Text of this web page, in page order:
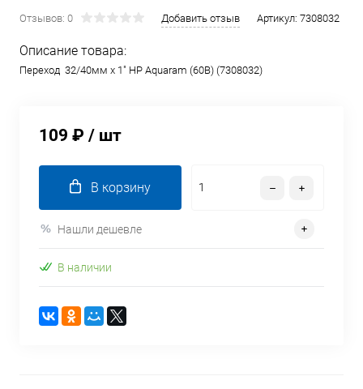
Отзывов: 0 Добавить отзыв Артикул: 7308032
Описание товара:
Переход 32/40мм x 1" НР Aquaram (60В) (7308032)
109 ₽ / шт
В корзину
Нашли дешевле
В наличии